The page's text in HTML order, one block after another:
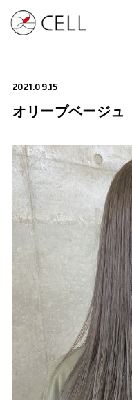
2021.09.15
オリーブベージュ